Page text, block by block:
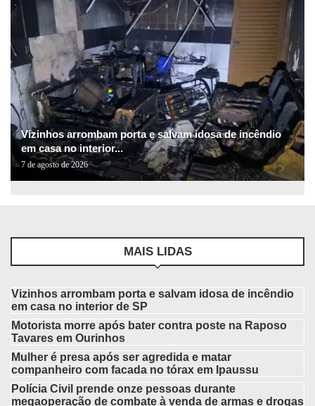
Vizinhos arrombam porta e salvam idosa de incêndio
em casa no interior...
7 de agosto de 2026
MAIS LIDAS
Vizinhos arrombam porta e salvam idosa de incêndio
em casa no interior de SP
Motorista morre após bater contra poste na Raposo
Tavares em Ourinhos
Mulher é presa após ser agredida e matar
companheiro com facada no tórax em Ipaussu
Polícia Civil prende onze pessoas durante
megaoperação de combate à venda de armas e drogas